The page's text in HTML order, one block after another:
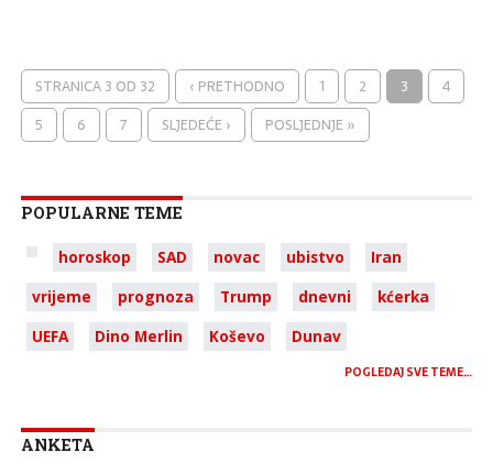
STRANICA 3 OD 32 ‹ PRETHODNO 1 2 3
4
5
6 7 SLJEDEĆE › POSLJEDNJE »
POPULARNE TEME
horoskop SAD novac ubistvo
Iran
vrijeme
prognoza Trump dnevni
kćerka
UEFA
Dino Merlin Koševo Dunav
POGLEDAJ SVE TEME…
ANKETA